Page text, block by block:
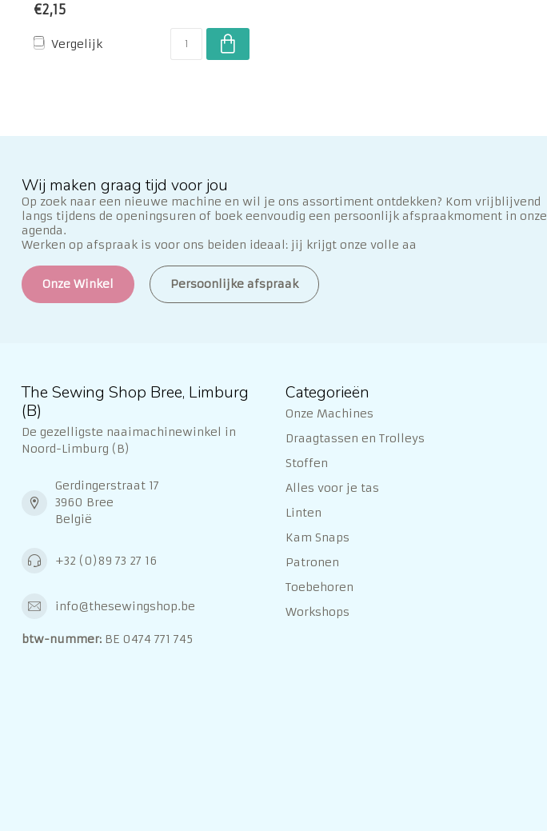
€2,15
Vergelijk
Wij maken graag tijd voor jou
Op zoek naar een nieuwe machine en wil je ons assortiment ontdekken? Kom vrijblijvend
langs tijdens de openingsuren of boek eenvoudig een persoonlijk afspraakmoment in onze
agenda.
Werken op afspraak is voor ons beiden ideaal: jij krijgt onze volle aa
Onze Winkel Persoonlijke afspraak
The Sewing Shop Bree, Limburg
(B)
De gezelligste naaimachinewinkel in
Noord-Limburg (B)
Gerdingerstraat 17
3960 Bree
België
+32 (0)89 73 27 16
info@thesewingshop.be
btw-nummer: BE 0474 771 745
Categorieën
Onze Machines
Draagtassen en Trolleys
Stoffen
Alles voor je tas
Linten
Kam Snaps
Patronen
Toebehoren
Workshops